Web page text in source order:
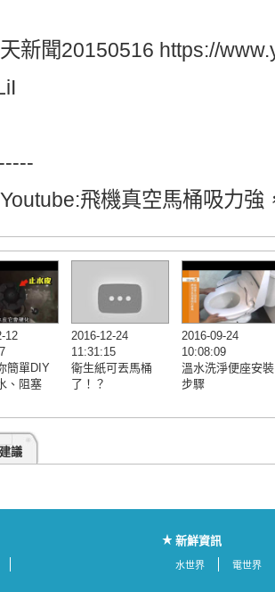
新聞20150516 https://
飛機真空馬桶吸力強
12
簡單DIY
、阻塞
2016-12-24
11:31:15
衛生紙可丟馬桶
了！？
2016-09-24
10:08:09
溫水洗淨便座安裝
步驟
議
新鮮資訊
水世界 電世界